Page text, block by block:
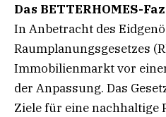
Das BETTERHOMES-
In Anbetracht des
Raumplanungsgesetzes
Immobilienmarkt vor
der Anpassung. Das
Ziele für eine nachhaltige